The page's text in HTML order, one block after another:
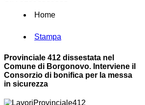
Home
Stampa
Provinciale 412 dissestata nel
Comune di Borgonovo. Interviene il
Consorzio di bonifica per la messa
in sicurezza